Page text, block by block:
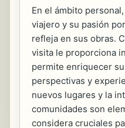
En el ámbito
viajero y su pasión
refleja en sus obras.
visita le proporciona
permite enriquecer
perspectivas y
nuevos lugares y la
comunidades son
considera cruciales